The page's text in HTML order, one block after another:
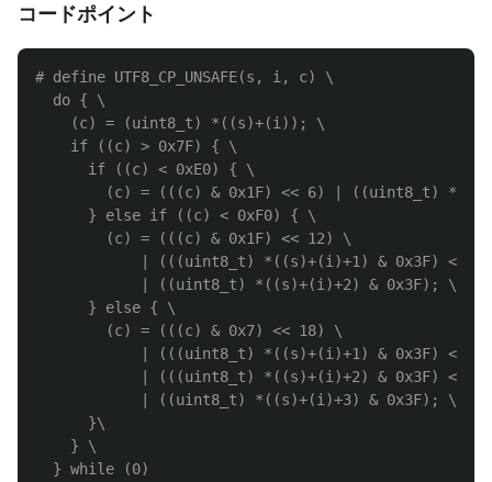
コードポイント
# define UTF8_CP_UNSAFE(s, i, c) \
  do { \
    (c) = (uint8_t) *((s)+(i)); \
    if ((c) > 0x7F) { \
      if ((c) < 0xE0) { \
(c) = (((c) & 0x1F) << 6) | ((uint8_t)
      } else if ((c) < 0xF0) { \
        (c) = (((c) & 0x1F) << 12) \
| (((uint8_t) *((s)+(i)+1) & 0x3F) <<
            | ((uint8_t) *((s)+(i)+2) & 0x3F); \
      } else { \
        (c) = (((c) & 0x7) << 18) \
| (((uint8_t) *((s)+(i)+1) & 0x3F) <<
| (((uint8_t) *((s)+(i)+2) & 0x3F) <<
            | ((uint8_t) *((s)+(i)+3) & 0x3F); \
      }\
    } \